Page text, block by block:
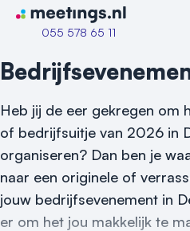
Naar home van Meetings
055 578 65 11
Heb jij de eer gekregen om
of bedrijfsuitje van 2026 in
organiseren? Dan ben je
naar een originele of
jouw bedrijfsevenement in
er om het jou makkelijk te